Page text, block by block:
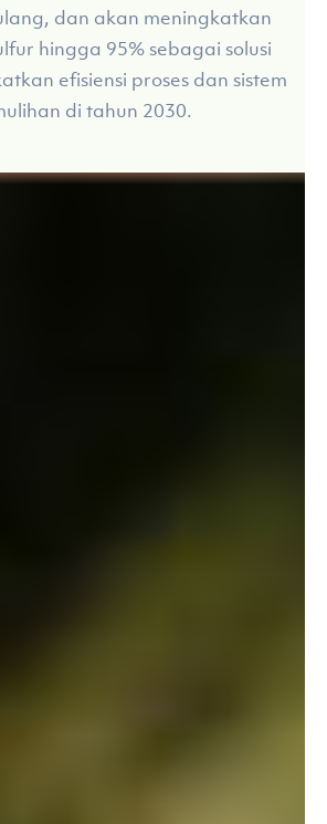
dan akan meningkatkan
hingga 95% sebagai solusi
efisiensi proses dan sistem
di tahun 2030.